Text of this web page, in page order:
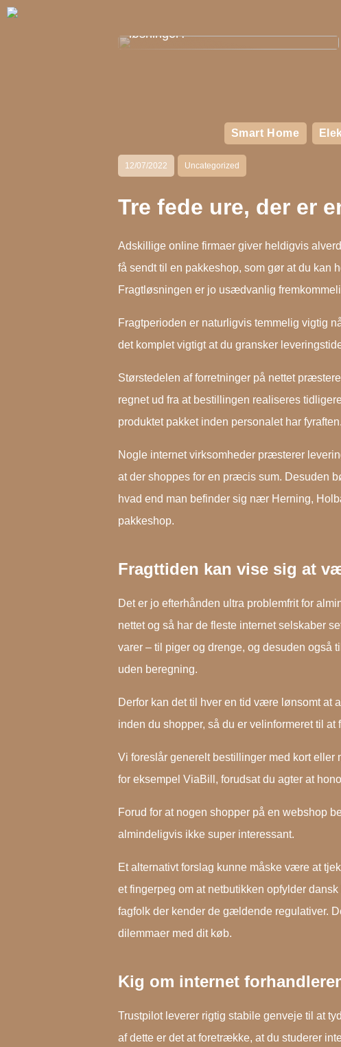
løsninger?
Smart Home
12/07/2022 Uncategorized
Tre fede ure, der er
Adskillige online firmaer giver heldigvis
få sendt til en pakkeshop, som gør at du kan
Fragtløsningen er jo usædvanlig
Fragtperioden er naturligvis temmelig vigtig
det komplet vigtigt at du gransker
Størstedelen af forretninger på nettet
regnet ud fra at bestillingen realiseres
produktet pakket inden personalet har fyraften.
Nogle internet virksomheder præsterer
at der shoppes for en præcis sum. Desuden
hvad end man befinder sig nær Herning,
pakkeshop.
Fragttiden kan vise sig at
Det er jo efterhånden ultra problemfrit for
nettet og så har de fleste internet selskaber
varer – til piger og drenge, og desuden også
uden beregning.
Derfor kan det til hver en tid være lønsomt at
inden du shopper, så du er velinformeret til at
Vi foreslår generelt bestillinger med kort eller
for eksempel ViaBill, forudsat du agter at
Forud for at nogen shopper på en webshop
almindeligvis ikke super interessant.
Et alternativt forslag kunne måske være at
et fingerpeg om at netbutikken opfylder
fagfolk der kender de gældende regulativer.
dilemmaer med dit køb.
Kig om internet
Trustpilot leverer rigtig stabile genveje til at
af dette er det at foretrække, at du studerer